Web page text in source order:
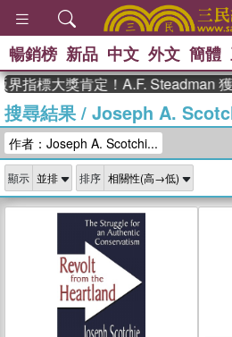
熱搜： 東
、 The
獎 臺灣漫
登輝時代
偉大的迷
暢銷榜 新品 中文 外文 簡體
指標大獎肯定！A.F. Steadman
搜尋結果/ Joseph A.
作者：Joseph A. Scotchi...
顯示 排序